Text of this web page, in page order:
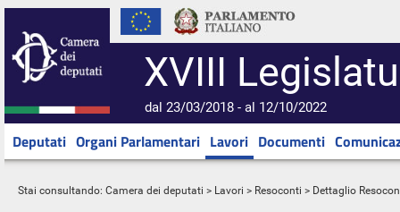
XVIII
dal 23/03/2018 - al 12/10/2022
Deputati Organi Parlamentari Lavori Documenti
Stai consultando: Camera dei deputati > Lavori > Resoconti > Dettaglio